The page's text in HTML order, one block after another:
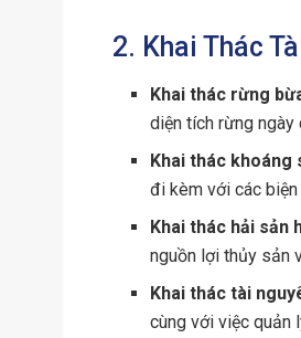
2. Khai Thác
Khai thác rừng
diện tích rừng ngày
Khai thác khoáng
đi kèm với các
Khai thác hải sản
nguồn lợi thủy sản
Khai thác tài
cùng với việc quản